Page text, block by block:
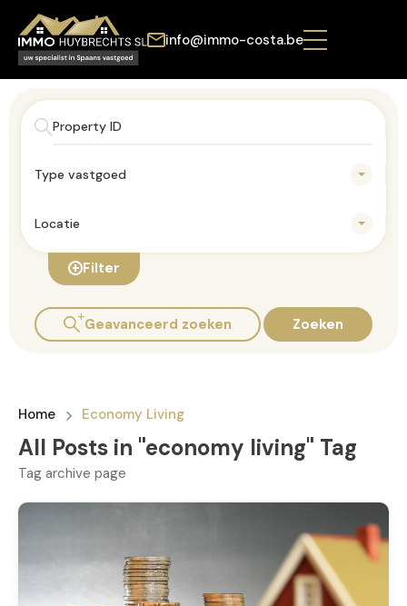
info@immo-costa.be
Type vastgoed
Locatie
Filter
Geavanceerd zoeken Zoeken
Home Economy Living
All Posts in "economy living" Tag
Tag archive page